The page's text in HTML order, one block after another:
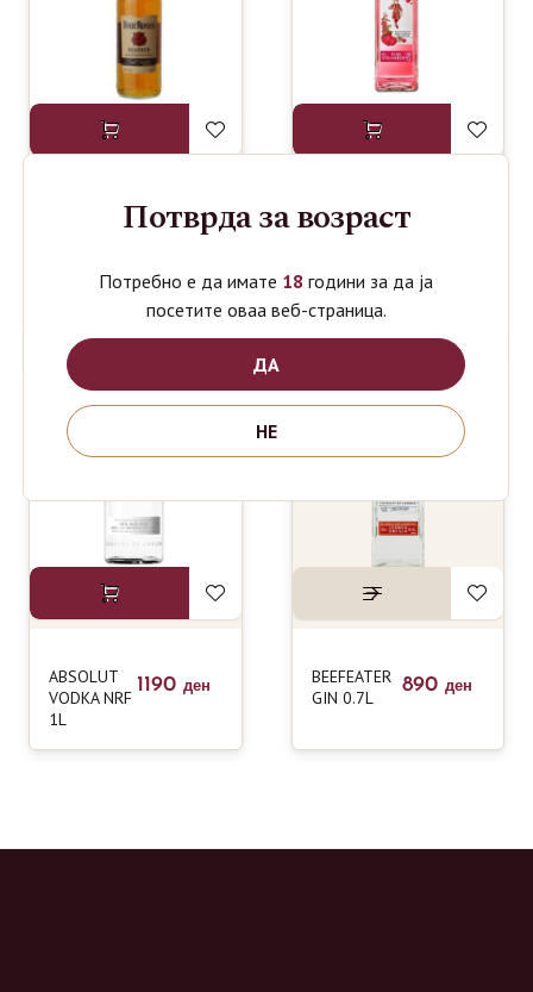
WHISKY
1350ден
BEEFEATER
GIN PINK
990
ABSOLUT
VODKA NRF
1L
1190 ден
BEEFEATER
GIN 0.7L
890 ден
Потврда за возраст
Потребно е да имате 18 години за да ја
посетите оваа веб-страница.
ДА
НЕ